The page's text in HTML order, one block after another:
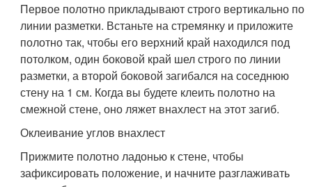
Первое полотно прикладывают строго вертикально по
линии разметки. Встаньте на стремянку и приложите
полотно так, чтобы его верхний край находился под
потолком, один боковой край шел строго по линии
разметки, а второй боковой загибался на соседнюю
стену на 1 см. Когда вы будете клеить полотно на
смежной стене, оно ляжет внахлест на этот загиб.
Оклеивание углов внахлест
Прижмите полотно ладонью к стене, чтобы
зафиксировать положение, и начните разглаживать